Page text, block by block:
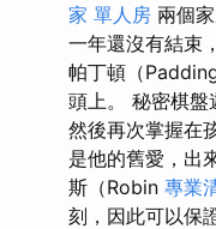
家 單人房 兩個
一年還沒有結束
帕丁頓（
頭上。 秘密棋盤
然後再次掌握在
是他的舊愛，出
斯（Robin 專業
刻，因此可以保